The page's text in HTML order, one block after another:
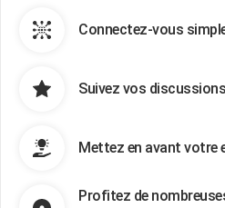
Connectez-vous
Suivez vos
Mettez en avant votre
Profitez de